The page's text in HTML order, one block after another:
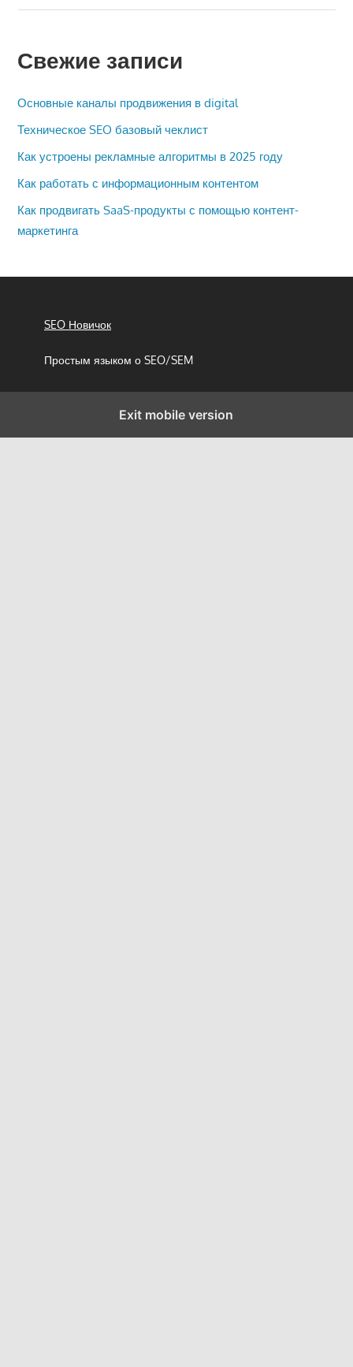
Свежие записи
Основные каналы продвижения в digital
Техническое SEO базовый чеклист
Как устроены рекламные алгоритмы в 2025 году
Как работать с информационным контентом
Как продвигать SaaS-продукты с помощью контент-
маркетинга
SEO Новичок
Простым языком о SEO/SEM
Exit mobile version